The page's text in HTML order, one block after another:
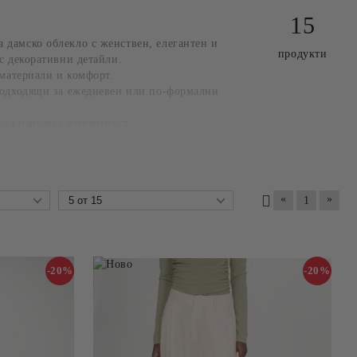
облекло с женствен, елегантен и
декоративни детайли.
и комфорт.
за ежедневеи или по-формални
15
продукти
« 1 »
-20% -20%